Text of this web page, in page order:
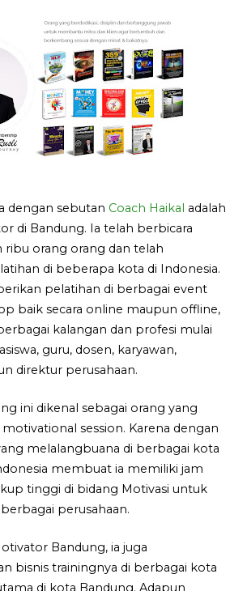
dengan sebutan Coach Haikal adalah
di Bandung. Ia telah berbicara
ribu orang orang dan telah
di beberapa kota di Indonesia.
pelatihan di berbagai event
baik secara online maupun offline,
kalangan dan profesi mulai
guru, dosen, karyawan,
direktur perusahaan.
ini dikenal sebagai orang yang
session. Karena dengan
melalangbuana di berbagai kota
membuat ia memiliki jam
tinggi di bidang Motivasi untuk
perusahaan.
Bandung, ia juga
bisnis trainingnya di berbagai kota
di kota Bandung. Adapun